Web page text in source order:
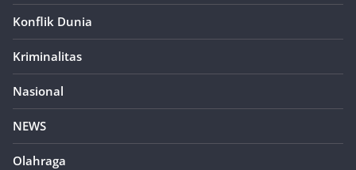
Konflik Dunia
Kriminalitas
Nasional
NEWS
Olahraga